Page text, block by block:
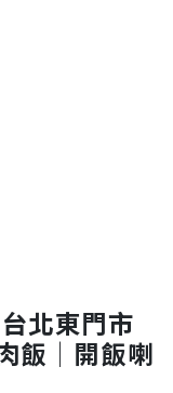
北東門市
飯│開飯喇